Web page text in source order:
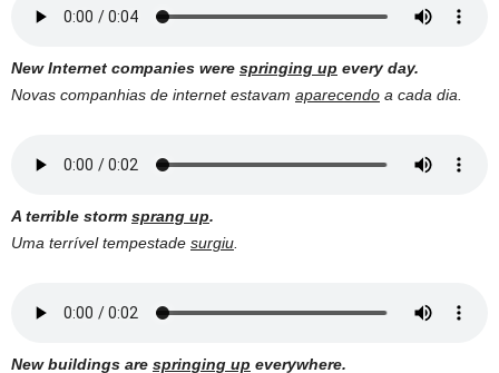
New Internet companies were springing up every day.
Novas companhias de internet estavam aparecendo a cada dia.
A terrible storm sprang up.
Uma terrível tempestade surgiu
New buildings are springing up everywhere.